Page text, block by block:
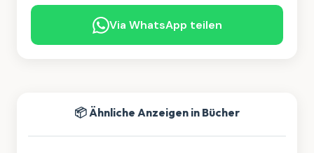
Via WhatsApp teilen
📦 Ähnliche Anzeigen in Bücher